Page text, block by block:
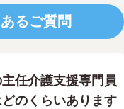
るご質問
任介護支援専門員
のくらいあります